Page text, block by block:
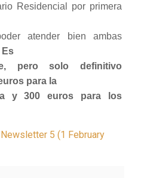
Residencial por primera
atender bien ambas
Es
pero solo definitivo
para la
y 300 euros para los
Newsletter 5 (1 February